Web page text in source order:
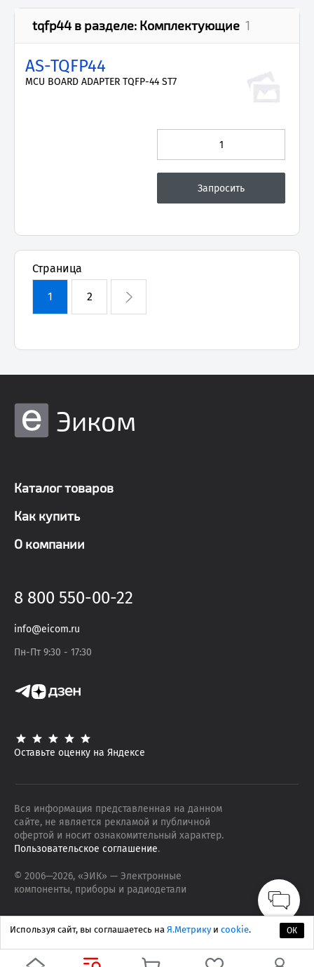
tqfp44 в разделе: Комплектующие 1
AS-TQFP44
MCU BOARD ADAPTER TQFP-44 ST7
Страница
1 2
Эиком
Каталог товаров
Как купить
О компании
8 800 550-00-22
info@eicom.ru
Пн-Пт 9:30 - 17:30
Оставьте оценку на Яндексе
Вся информация представленная на данном
сайте, не является рекламой и публичной
офертой и носит ознакомительный характер.
Пользовательское соглашение.
© 2006—2026, «ЭИК» — Электронные
компоненты, приборы и радиодетали
ОК
Используя сайт, вы соглашаетесь на Я.Метрику и cookie.